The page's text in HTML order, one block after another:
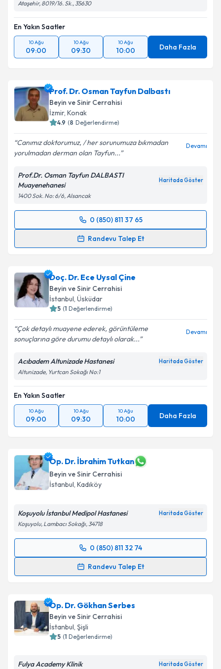
Ataşehir, 8019/16. Sk., 35630
En Yakın Saatler
10 Ağu
09:00
10 Ağu
09:30
10 Ağu
10:00 Daha Fazla
Prof. Dr. Osman Tayfun Dalbastı
Beyin ve Sinir Cerrahisi
İzmir, Konak
4.9 (8 Değerlendirme)
Canımız doktorumuz, / her sorunumuza bıkmadan
yorulmadan derman olan Tayfun...
Devamı
Prof.Dr. Osman Tayfun DALBASTI
Muayenehanesi
Haritada Göster
1400 Sok. No: 6/6, Alsancak
0 (850) 811 37 65
Randevu Talep Et
Randevu Takvimi Talebi
almanız için bir takvim hazırlandığında e-posta ile
bilgilendireceğiz.
E-posta Adresiniz
Metni'ni okudum ve kişisel verilerimin belirtilen
kapsamda işlenmesini kabul ediyorum.
Takvim Talebini Gönder
Doç. Dr. Ece Uysal Çine
Beyin ve Sinir Cerrahisi
İstanbul, Üsküdar
5 (1 Değerlendirme)
Çok detaylı muayene ederek, görüntüleme
sonuçlarına göre durumu detaylı olarak...
Devamı
Acıbadem Altunizade Hastanesi Haritada Göster
Altunizade, Yurtcan Sokağı No:1
En Yakın Saatler
10 Ağu
09:00
10 Ağu
09:30
10 Ağu
10:00 Daha Fazla
Op. Dr. İbrahim Tutkan
Beyin ve Sinir Cerrahisi
İstanbul, Kadıköy
Koşuyolu İstanbul Medipol Hastanesi Haritada Göster
Koşuyolu, Lambacı Sokağı, 34718
0 (850) 811 32 74
Randevu Talep Et
Randevu Takvimi Talebi
takvim hazırlandığında e-posta ile bilgilendireceğiz.
E-posta Adresiniz
Op. Dr. Gökhan Serbes
Beyin ve Sinir Cerrahisi
İstanbul, Şişli
5 (1 Değerlendirme)
Fulya Academy Klinik Haritada Göster